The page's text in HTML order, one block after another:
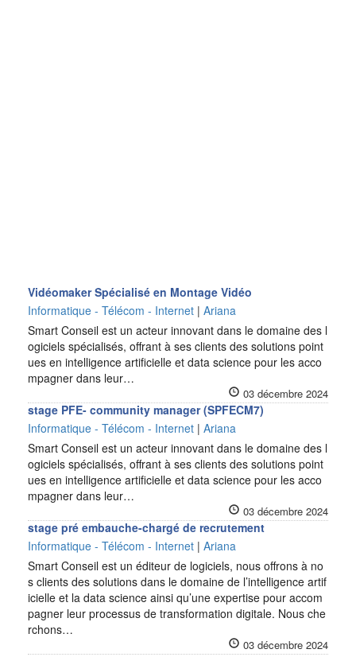
Vidéomaker Spécialisé en Montage Vidéo
Informatique - Télécom - Internet | Ariana
Smart Conseil est un acteur innovant dans le domaine des l
ogiciels spécialisés, offrant à ses clients des solutions point
ues en intelligence artificielle et data science pour les acco
mpagner dans leur…
03 décembre 2024
stage PFE- community manager (SPFECM7)
Informatique - Télécom - Internet | Ariana
Smart Conseil est un acteur innovant dans le domaine des l
ogiciels spécialisés, offrant à ses clients des solutions point
ues en intelligence artificielle et data science pour les acco
mpagner dans leur…
03 décembre 2024
stage pré embauche-chargé de recrutement
Informatique - Télécom - Internet | Ariana
Smart Conseil est un éditeur de logiciels, nous offrons à no
s clients des solutions dans le domaine de l’intelligence artif
icielle et la data science ainsi qu’une expertise pour accom
pagner leur processus de transformation digitale. Nous che
rchons…
03 décembre 2024